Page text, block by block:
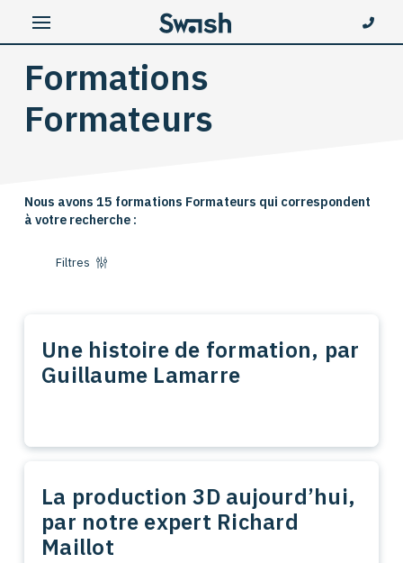
Formations
Formateurs
Nous avons 15 formations Formateurs qui correspondent
à votre recherche :
Filtres
Une histoire de formation, par
Guillaume Lamarre
La production 3D aujourd’hui,
par notre expert Richard
Maillot